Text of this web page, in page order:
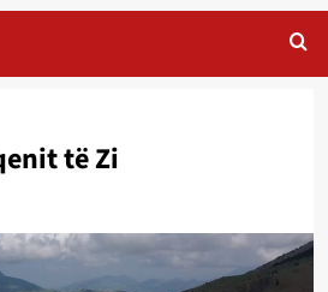
të Zi